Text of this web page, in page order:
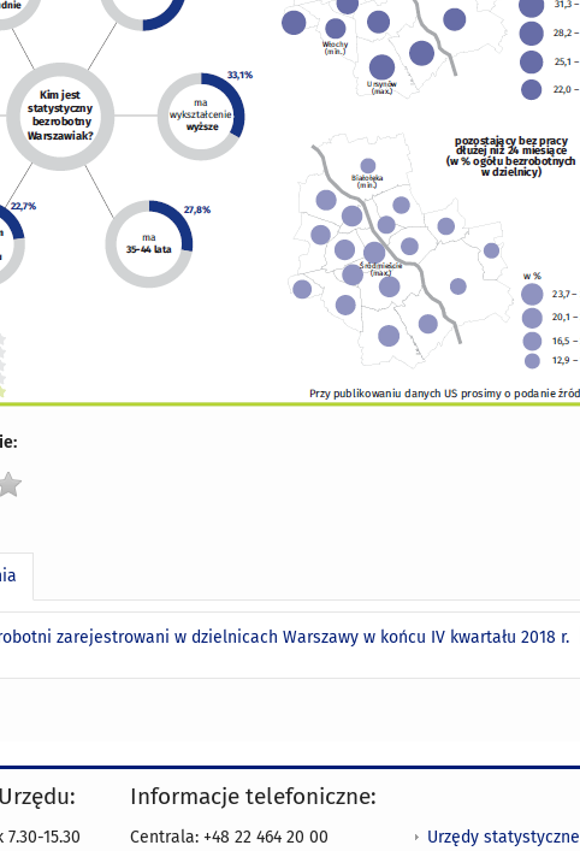
zarejestrowani w dzielnicach Warszawy w końcu IV kwartału 2018 r.
15.30
Informacje telefoniczne:
Centrala: +48 22 464 20 00
Urzędy statystyczne